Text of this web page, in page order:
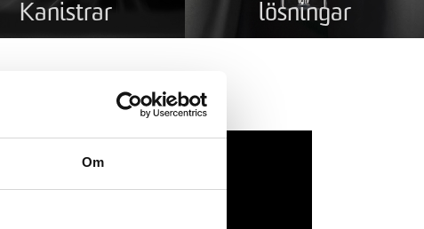
Om
Kanistrar
lösningar